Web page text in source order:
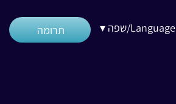
תרומה Language/שפה ▾